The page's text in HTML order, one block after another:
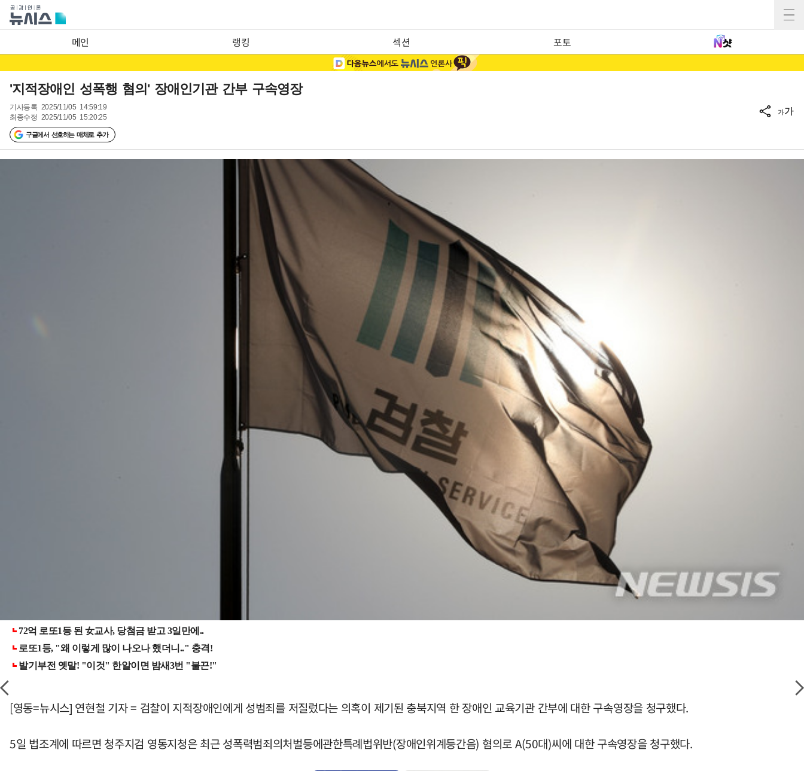
메인 랭킹 섹션 포토
'지적장애인 성폭행 혐의' 장애인기관 간부 구속영장
기사등록 2025/11/05 14:59:19
최종수정 2025/11/05 15:20:25
구글에서 선호하는 매체로 추가
가가
[영동=뉴시스] 연현철 기자 = 검찰이 지적장애인에게 성범죄를 저질렀다는 의혹이 제기된 충북지역 한 장애인 교육기관 간부에 대한 구속영장을 청구했다.
5일 법조계에 따르면 청주지검 영동지청은 최근 성폭력범죄의처벌등에관한특례법위반(장애인위계등간음) 혐의로 A(50대)씨에 대한 구속영장을 청구했다.